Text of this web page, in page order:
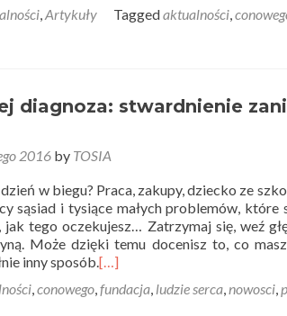
,Artykuły Taggedaktualności,
diagnoza: stwardnienie
2016 by TOSIA
w biegu? Praca, zakupy, dziecko ze
sąsiad i tysiące małych problemów, które
tego oczekujesz… Zatrzymaj się, weź
Może dzięki temu docenisz to, co
inny sposób.[…]
,conowego,fundacja, ludzie serca,nowosci,